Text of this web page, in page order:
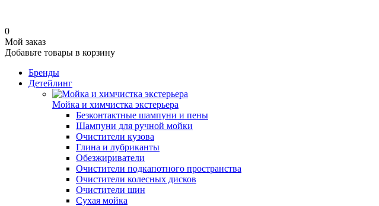
0
Мой заказ
Добавьте товары в корзину
Бренды
Детейлинг
Мойка и химчистка экстерьера
Безконтактные шампуни и пены
Шампуни для ручной мойки
Очистители кузова
Глина и лубриканты
Обезжириватели
Очистители подкапотного пространства
Очистители колесных дисков
Очистители шин
Сухая мойка